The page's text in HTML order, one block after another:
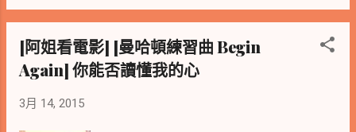
是不是讓我們試著配合上意的也變一變，或
許是心態或許是溝通的作法與說法。 但可以
確定的是公司還是不錯的啦! 小老弟笑了
笑，說著今天要奢侈一下，這個月有多拿的
露出來，帶給與談者不同的觀感。 雖然
載具或手機，多採包容態度來順應時代的趨
勢，只要員工不要影響到工作，不要太明目
我，即使我現在無啥功勞但也曾有過貢獻，
員工必須擁有效能，諸不知當大家說著唯一
不變的就是變的時代，如果不能跟著企業的
[阿姐看電影] [曼哈頓練習曲 Begin
Again] 你能否讀懂我的心
3月 14, 2015